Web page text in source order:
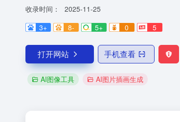
收录时间：
2025-11-25
3+
8- 5+ 0 5
打开网站 手机查看
AI图像工具 AI图片插画生成